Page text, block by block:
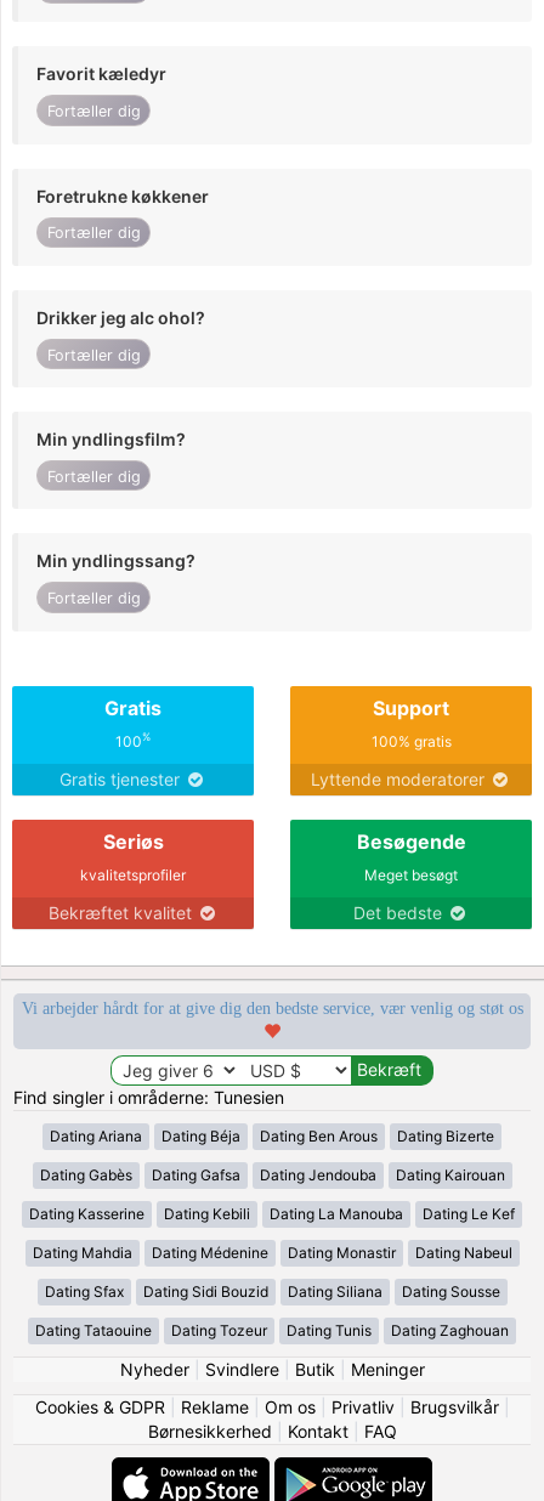
Favorit kæledyr
Fortæller dig
Foretrukne køkkener
Fortæller dig
Drikker jeg alc ohol?
Fortæller dig
Min yndlingsfilm?
Fortæller dig
Min yndlingssang?
Fortæller dig
Gratis
100%
Gratis tjenester
Support
100% gratis
Lyttende moderatorer
Seriøs
kvalitetsprofiler
Bekræftet kvalitet
Besøgende
Meget besøgt
Det bedste
Vi arbejder hårdt for at give dig den bedste service, vær venlig og støt os
Find singler i områderne: Tunesien
Dating Ariana Dating Béja Dating Ben Arous Dating Bizerte
Dating Gabès Dating Gafsa Dating Jendouba Dating Kairouan
Dating Kasserine Dating Kebili Dating La Manouba Dating Le Kef
Dating Mahdia Dating Médenine Dating Monastir Dating Nabeul
Dating Sfax Dating Sidi Bouzid Dating Siliana Dating Sousse
Dating Tataouine Dating Tozeur Dating Tunis Dating Zaghouan
Nyheder| Svindlere| Butik
Meninger
Cookies & GDPR
Reklame| Om os| Privatliv| Brugsvilkår|
Børnesikkerhed
Kontakt| FAQ